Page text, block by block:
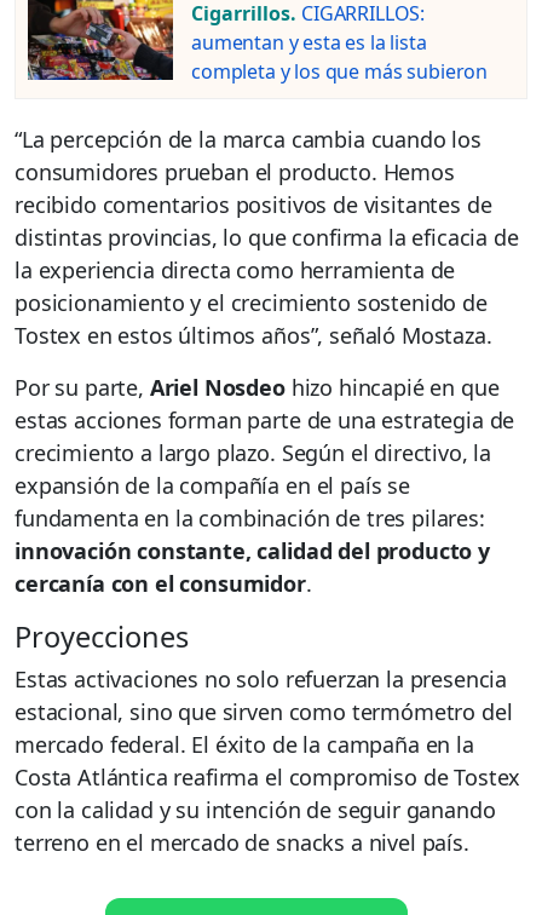
Cigarrillos. CIGARRILLOS:
aumentan y esta es la lista
completa y los que más subieron
“La percepción de la marca cambia cuando los
consumidores prueban el producto. Hemos
recibido comentarios positivos de visitantes de
distintas provincias, lo que confirma la eficacia de
la experiencia directa como herramienta de
posicionamiento y el crecimiento sostenido de
Tostex en estos últimos años”, señaló Mostaza.
Por su parte, Ariel Nosdeohizo hincapié en que
estas acciones forman parte de una estrategia de
crecimiento a largo plazo. Según el directivo, la
expansión de la compañía en el país se
fundamenta en la combinación de tres pilares:
innovación constante, calidad del producto y
cercanía con el consumidor.
Proyecciones
Estas activaciones no solo refuerzan la presencia
estacional, sino que sirven como termómetro del
mercado federal. El éxito de la campaña en la
Costa Atlántica reafirma el compromiso de Tostex
con la calidad y su intención de seguir ganando
terreno en el mercado de snacks a nivel país.